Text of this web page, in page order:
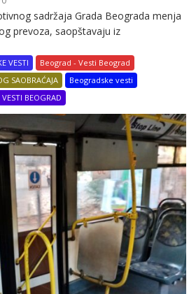
sadržaja Grada Beograda menja
prevoza, saopštavaju iz
VESTI
Beograd - Vesti Beograd
SAOBRAĆAJA
Beogradske vesti
VESTI BEOGRAD